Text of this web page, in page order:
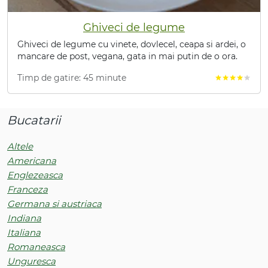
Ghiveci de legume
Ghiveci de legume cu vinete, dovlecel, ceapa si ardei, o
mancare de post, vegana, gata in mai putin de o ora.
Timp de gatire: 45 minute
starstarstarstar star
Bucatarii
Altele
Americana
Englezeasca
Franceza
Germana si austriaca
Indiana
Italiana
Romaneasca
Unguresca